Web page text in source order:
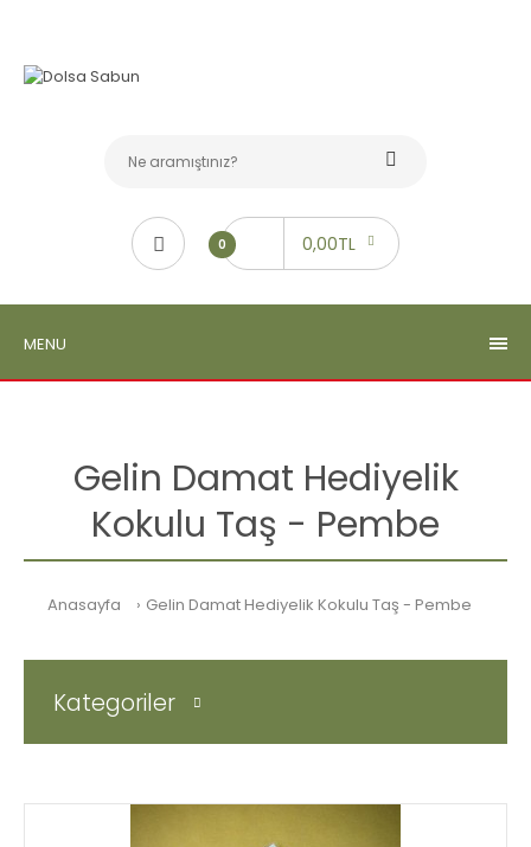
0 0,00TL
MENU
Gelin Damat Hediyelik
Kokulu Taş - Pembe
Anasayfa Gelin Damat Hediyelik Kokulu Taş - Pembe
Kategoriler